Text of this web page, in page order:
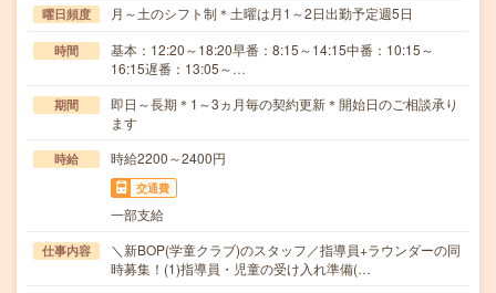
曜日頻度 月～土のシフト制＊土曜は月1～2日出勤予定週5日
時間
基本：12:20～18:20早番：8:15～14:15中番：10:15～
16:15遅番：13:05～…
期間
即日～長期＊1～3ヵ月毎の契約更新＊開始日のご相談承り
ます
時給 時給2200～2400円
交通費
一部支給
仕事内容
＼新BOP(学童クラブ)のスタッフ／指導員+ラウンダーの同
時募集！(1)指導員・児童の受け入れ準備(…